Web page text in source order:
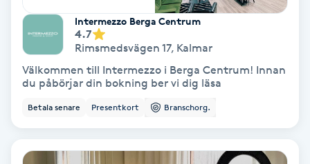
Celluliter
Coachning
Color correction
Cryoterapi
Intermezzo Berga Centrum
4.7
Rimsmedsvägen 17, Kalmar
Välkommen till Intermezzo i Berga Centrum! Innan
du påbörjar din bokning ber vi dig läsa
Betala senare Presentkort Branschorg.